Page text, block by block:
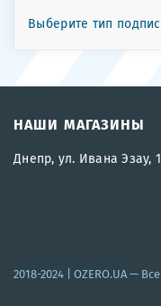
Выберите тип
НАШИ МАГАЗИНЫ
Днепр, ул. Ивана Эзау,
2018-2024 | OZERO.UA—